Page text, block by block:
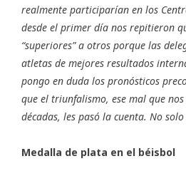
realmente participarían en los
desde el primer día nos repitieron
“superiores” a otros porque las
atletas de mejores resultados
pongo en duda los pronósticos
que el triunfalismo, ese mal que
décadas, les pasó la cuenta. No
Medalla de plata en el béisbol